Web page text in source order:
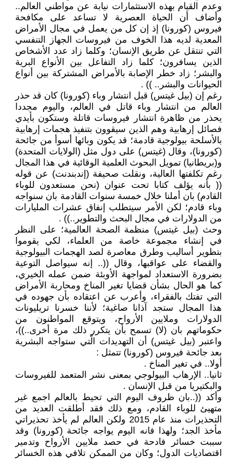
وعدم القيام بهذه الاستثمارات نيابة عن مواطني العالم..
وأضاف أن الحياة العصرية لا تساعد على مكافحة
فيروس (كورونا) إذ إن كل من يعمل في مجال الأمراض
المعدية لديه هذا الخوف من فيروسات الجهاز التنفسي
التي تنتقل عن طريق الإنسان؛ وكلما زاد عدد الأشخاص
الذين يسافرون؛ كلما زاد التفاعل بين الأنواع البرية
والبشر؛ زاد خطر الإصابة بالأمراض المشتركة بين أنواع
الحيوانات والبشر.. )) .
رغم إن (بيل غيتس) قبل انتشار وباء (كورونا) كان قد حذر
العالم من انتشار وباء قاتل في العالم، واليوم مجددا
يحذر من ظاهرة انتشار فيروسات قاتلة وستكون بأيدي
فصائل إرهابية وهم الذين سيقوون بتنفيذ هجمات إرهابية
بالأسلحة بيولوجية قادمة؛ قد يكون وبائها أسوأ من جائحة
(كورونا)، وقال (غيتس) على دول مثل (الولايات المتحدة)
و(بريطانيا) تمويل البحوث العلمية الوقائية في هذا المجال
رغم تكلفتها العالية، ونقلت صحيفة (إندبندنت) عن قوله
(( بأنه يؤلف كتابا تحت عنوان (نحن مستعدون للوباء
القادم) بان أملنا خلال خمسة سنوات القادمة بان سنواجه
وباء قادم؛ لكن الأمر سيتطلب إنفاق عشرات المليارات
من الدولارات في مجال البحث والتطوير..)) .
وحث (بيل غيتس) منظمة الصحة العالمية؛ على النظر
في إنشاء مجموعة خاصة من العلماء، لكي يقوموا
بتطوير أساليب وطرق معاصرة لصد الهجمات البيولوجية
والقضاء على عواقبها، وقال ((.. إنه سيواصل التوعية
بضرورة الاستعداد لمواجهة الأوبئة ضمن عمله الخيري،
كما هو الحال بشأن قضايا تغير المناخ ومحاربة الأمراض
التي تفتك بالفقراء، وأعرب عن اعتقاده بأن جهوده في
هذا المجال ستجد آذانا صاغية؛ لأننا خسرنا تريليونات
الدولارات وملايين الأرواح، ويتوقع المواطنون من
حكوماتهم بان (لا) تسمح بأن يتكرر ذلك مرة أخرى..))،
واعتبر (بيل غيتس) أن التهديدات الّتي ستواجه البشرية
بعد جائحة فيروس (كورونا) تتمثل :
أولا.. في تغير المناخ .
ثانيا.. الإرهاب البيولوجي بمعنى نشر المتعمد للفيروسات
والبكتيريا من قبل الإنسان .
وأكد ((..بان ظروف اليوم التي تحيط بالعالم اجمع غير
متهيئ للوباء القادم، ومع ذلك فقد أطلقت العديد من
التحذيرات منذ عام 2015 ولكن العالم لم يأخذ تحذيراتي
مأخذ الجد؛ ولهذا فانه اليوم يواجه جائحة (كورونا) وقد
سببت خسائر فادحة في حصد ملايين الأرواح وتدمير
اقتصاديات الدول؛ وكان من الممكن تلافي هذه الخسائر